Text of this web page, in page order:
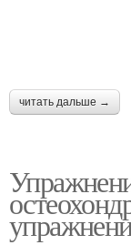
читать дальше →